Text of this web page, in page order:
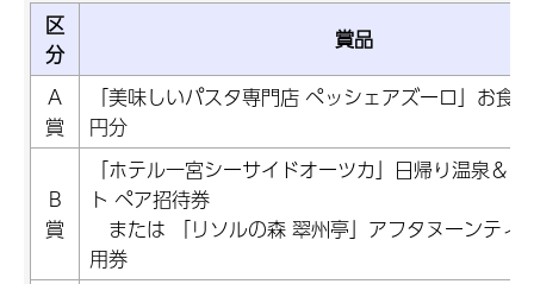
区
分
賞品
A
賞
「美味しいパスタ専門店 ペッシェアズーロ」お
円分
B
賞
「ホテル一宮シーサイドオーツカ」日帰り温泉＆
ト ペア招待券
または 「リソルの森 翠州亭」アフタヌーンティ
用券